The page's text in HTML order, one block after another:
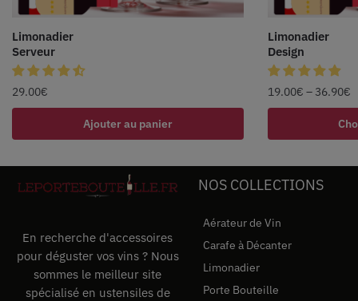
Limonadier
Serveur
29.00€
Ajouter au panier
Limonadier
Design
19.00€ – 36.90€
En recherche d'accessoires
pour déguster vos vins ? Nous
sommes le meilleur site
spécialisé en ustensiles de
NOS COLLECTIONS
Aérateur de Vin
Carafe à Décanter
Limonadier
Porte Bouteille